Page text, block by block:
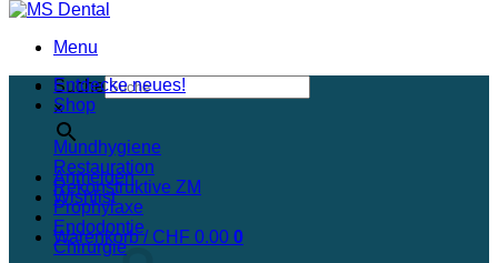
Menu
Suche
×
Anmelden
Wishlist
Warenkorb / CHF 0.00 0
Entdecke neues!
Shop
Mundhygiene
Restauration
Rekonstruktive ZM
Prophylaxe
Endodontie
Chirurgie